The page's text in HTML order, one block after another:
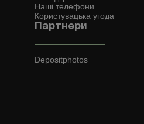
Наші телефони
Користувацька угода
Партнери
Depositphotos